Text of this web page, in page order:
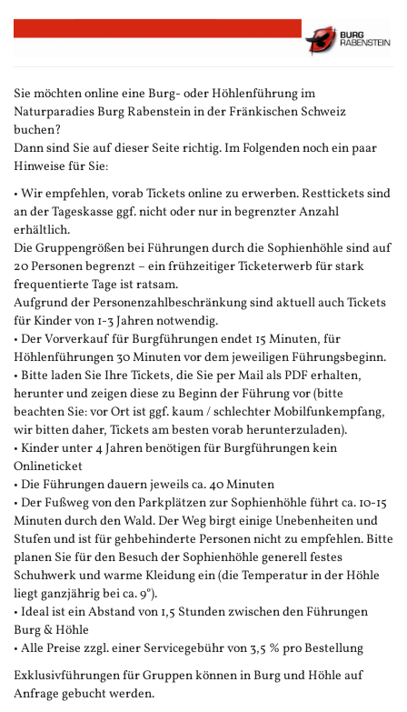
Zum
Haupt-
Sie möchten online eine Burg- oder Höhlenführung im
Naturparadies Burg Rabenstein in der Fränkischen Schweiz
buchen?
Dann sind Sie auf dieser Seite richtig. Im Folgenden noch ein paar
Hinweise für Sie:
• Wir empfehlen, vorab Tickets online zu erwerben. Resttickets sind
an der Tageskasse ggf. nicht oder nur in begrenzter Anzahl
erhältlich.
Die Gruppengrößen bei Führungen durch die Sophienhöhle sind auf
20 Personen begrenzt – ein frühzeitiger Ticketerwerb für stark
frequentierte Tage ist ratsam.
Aufgrund der Personenzahlbeschränkung sind aktuell auch Tickets
für Kinder von 1-3 Jahren notwendig.
• Der Vorverkauf für Burgführungen endet 15 Minuten, für
Höhlenführungen 30 Minuten vor dem jeweiligen Führungsbeginn.
• Bitte laden Sie Ihre Tickets, die Sie per Mail als PDF erhalten,
herunter und zeigen diese zu Beginn der Führung vor (bitte
beachten Sie: vor Ort ist ggf. kaum / schlechter Mobilfunkempfang,
wir bitten daher, Tickets am besten vorab herunterzuladen).
• Kinder unter 4 Jahren benötigen für Burgführungen kein
Onlineticket
• Die Führungen dauern jeweils ca. 40 Minuten
• Der Fußweg von den Parkplätzen zur Sophienhöhle führt ca. 10-15
Minuten durch den Wald. Der Weg birgt einige Unebenheiten und
Stufen und ist für gehbehinderte Personen nicht zu empfehlen. Bitte
planen Sie für den Besuch der Sophienhöhle generell festes
Schuhwerk und warme Kleidung ein (die Temperatur in der Höhle
liegt ganzjährig bei ca. 9°).
• Ideal ist ein Abstand von 1,5 Stunden zwischen den Führungen
Burg & Höhle
• Alle Preise zzgl. einer Servicegebühr von 3,5 % pro Bestellung
Exklusivführungen für Gruppen können in Burg und Höhle auf
Anfrage gebucht werden.